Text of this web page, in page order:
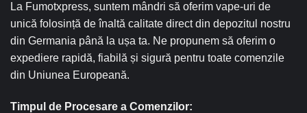
La Fumotxpress, suntem mândri să oferim vape-uri de
unică folosință de înaltă calitate direct din depozitul nostru
din Germania până la ușa ta. Ne propunem să oferim o
expediere rapidă, fiabilă și sigură pentru toate comenzile
din Uniunea Europeană.
Timpul de Procesare a Comenzilor: